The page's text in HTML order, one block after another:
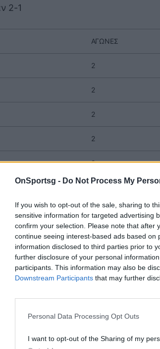
OnSportsg - Do Not Process My
If you wish to opt-out of the sale, sharing to
sensitive information for targeted advertising
confirm your selection. Please note that after
continue seeing interest-based ads based
information disclosed to third parties prior to
further disclosure of your personal
participants. This information may also be
Downstream Participants that may further
Personal Data Processing Opt Outs
I want to opt-out of the Sharing of my
2-1
ΑΓΩΝΕΣ
2
2
2
2
2
2
2
2